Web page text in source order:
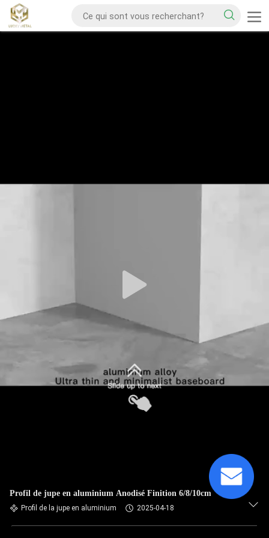
Profil de jupe en aluminium Anodisé Finition 6/8/10cm
Profil de la jupe en aluminium 2025-04-18